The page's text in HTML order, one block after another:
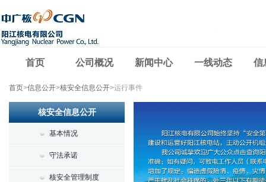
首页 公司概况 新闻中心 一线动态 信
首页>信息公开>核安全信息公开>运行事件
核安全信息公开
基本情况
守法承诺
核安全管理制度